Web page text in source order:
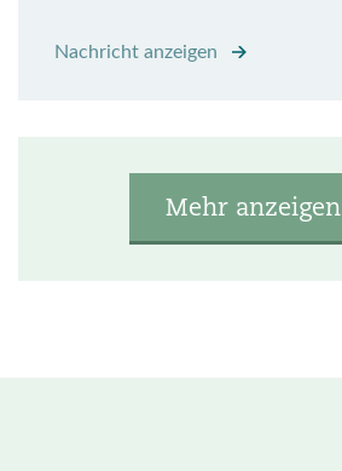
Nachricht anzeigen
Mehr anzeigen